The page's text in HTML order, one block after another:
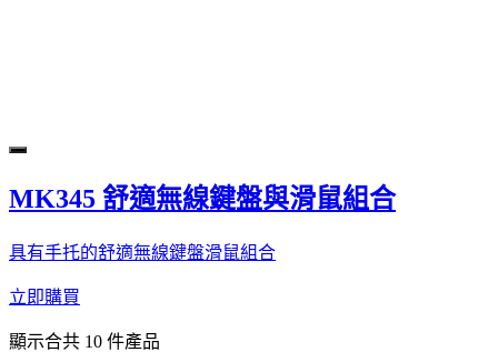
MK345 舒適無線鍵盤與滑鼠組合
具有手托的舒適無線鍵盤滑鼠組合
立即購買
顯示合共 10 件產品